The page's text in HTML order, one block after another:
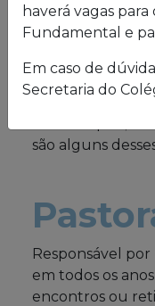
O Colégio
atender a seus
Laboratórios de
de leitura e de
auditórios;
são alguns
Responsável
em todos os
encontros ou
haverá vagas para
Fundamental e
Em caso de
Secretaria do